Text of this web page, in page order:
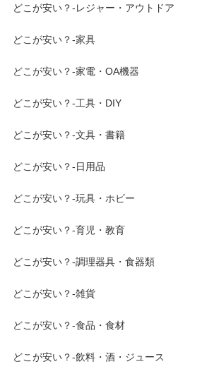
どこが安い？-レジャー・アウトドア
どこが安い？-家具
どこが安い？-家電・OA機器
どこが安い？-工具・DIY
どこが安い？-文具・書籍
どこが安い？-日用品
どこが安い？-玩具・ホビー
どこが安い？-育児・教育
どこが安い？-調理器具・食器類
どこが安い？-雑貨
どこが安い？-食品・食材
どこが安い？-飲料・酒・ジュース